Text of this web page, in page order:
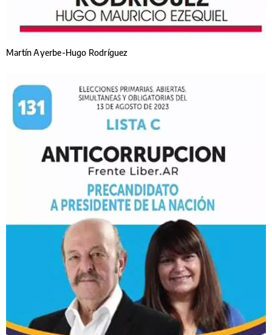
Martín Ayerbe-Hugo Rodríguez